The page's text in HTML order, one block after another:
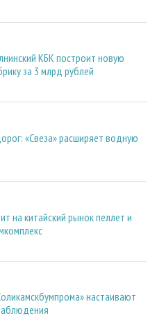
КБК построит новую
за 3 млрд рублей
«Свеза» расширяет водную
на китайский рынок пеллет и
настаивают